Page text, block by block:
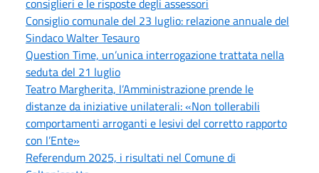
Consiglio comunale del 23 luglio: relazione annuale del
Sindaco Walter Tesauro
Question Time, un’unica interrogazione trattata nella
seduta del 21 luglio
Teatro Margherita, l’Amministrazione prende le
distanze da iniziative unilaterali: «Non tollerabili
comportamenti arroganti e lesivi del corretto rapporto
con l’Ente»
Referendum 2025, i risultati nel Comune di